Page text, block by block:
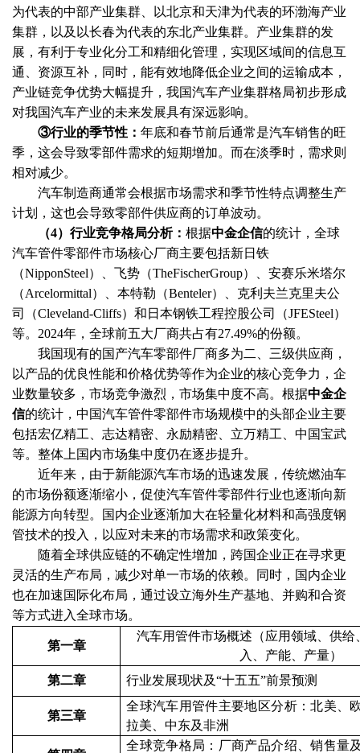
为代表的中部产业集群、以北京和天津为代表的环渤海产业
集群，以及以长春为代表的东北产业集群。产业集群的发
展，有利于专业化分工和精细化管理，实现区域间的信息互
通、资源互补，同时，能有效地降低企业之间的运输成本，
产业链竞争优势大幅提升，我国汽车产业集群格局初步形成
对我国汽车产业的未来发展具有深远影响。
③行业的季节性： 年底和春节前后通常是汽车销售的旺
季，这会导致零部件需求的短期增加。而在淡季时，需求则
相对减少。
汽车制造商通常会根据市场需求和季节性特点调整生产
计划，这也会导致零部件供应商的订单波动。
（4）行业竞争格局分析： 根据中金企信的统计，全球
汽车管件零部件市场核心厂商主要包括新日铁
（NipponSteel）、飞势（TheFischerGroup）、安赛乐米塔尔
（Arcelormittal）、本特勒（Benteler）、克利夫兰克里夫公
司（Cleveland-Cliffs）和日本钢铁工程控股公司（JFESteel）
等。2024年，全球前五大厂商共占有27.49%的份额。
我国现有的国产汽车零部件厂商多为二、三级供应商，
以产品的优良性能和价格优势等作为企业的核心竞争力，企
业数量较多，市场竞争激烈，市场集中度不高。根据中金企
信的统计，中国汽车管件零部件市场规模中的头部企业主要
包括宏亿精工、志达精密、永励精密、立万精工、中国宝武
等。整体上国内市场集中度仍在逐步提升。
近年来，由于新能源汽车市场的迅速发展，传统燃油车
的市场份额逐渐缩小，促使汽车管件零部件行业也逐渐向新
能源方向转型。国内企业逐渐加大在轻量化材料和高强度钢
管技术的投入，以应对未来的市场需求和政策变化。
随着全球供应链的不确定性增加，跨国企业正在寻求更
灵活的生产布局，减少对单一市场的依赖。同时，国内企业
也在加速国际化布局，通过设立海外生产基地、并购和合资
等方式进入全球市场。
第一章
汽车用管件市场概述 （应用领域、供给
入、产能、产量）
第二章
行业发展现状及“十五五”前景预测
第三章
全球汽车用管件主要地区分析：北美、
拉美、中东及非洲
全球竞争格局：厂商产品介绍、销售量